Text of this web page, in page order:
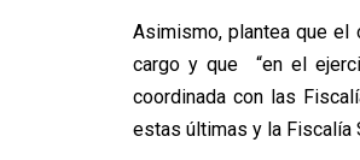
Asimismo, plantea que el
cargo y que “en el
coordinada con las
estas últimas y la Fiscalía